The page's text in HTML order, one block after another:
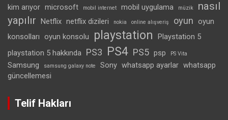
kim arıyor microsoft mobil internet mobil uygulama müzik
nasıl
yapılır Netflix netflix dizileri nokia online alışveriş oyun
oyun
konsolları
oyun konsolu playstation
Playstation 5
playstation 5 hakkında PS3 PS4 PS5 psp PS Vita
Samsung samsung galaxy note Sony whatsapp ayarlar whatsapp
güncellemesi
Telif Hakları